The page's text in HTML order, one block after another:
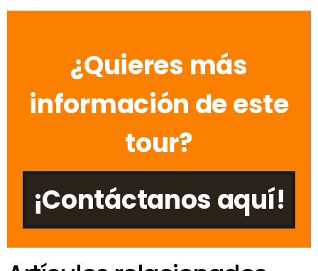
¿Quieres más
información de este
tour?
¡Contáctanos aquí!